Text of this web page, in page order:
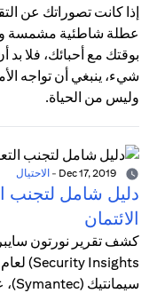
إذا كانت تصوراتك عن
عطلة شاطئية مشمسة
بوقتك مع أحبائك، فلا
شيء، ينبغي أن تواجه
وليس من الحياة.
- الاحتيال
دليل شامل لتجنب
الائتمان